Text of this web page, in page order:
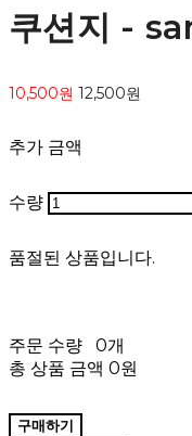
쿠션지 -
10,500원 12,500원
추가 금액
수량
품절된 상품입니다.
주문 수량
0개
총 상품 금액 0원
구매하기